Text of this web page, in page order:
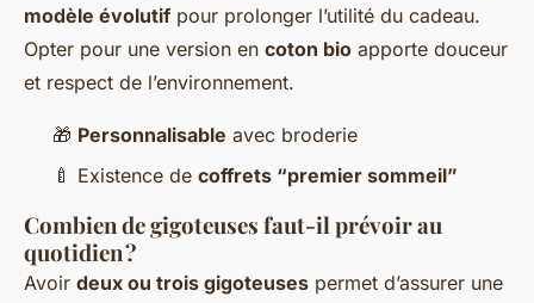
modèle évolutif pour prolonger l’utilité du cadeau.
Opter pour une version en coton bio apporte douceur
et respect de l’environnement.
🎁 Personnalisable avec broderie
🍼 Existence de coffrets “premier sommeil”
Combien de gigoteuses faut-il prévoir au
quotidien ?
Avoir deux ou trois gigoteuses permet d’assurer une